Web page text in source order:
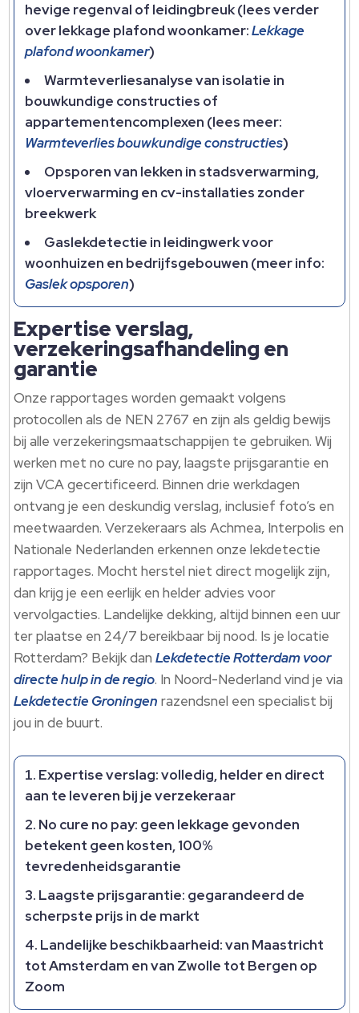
hevige regenval of leidingbreuk (lees verder
over lekkage plafond woonkamer:Lekkage
plafond woonkamer)
Warmteverliesanalyse van isolatie in
bouwkundige constructies of
appartementencomplexen (lees meer:
Warmteverlies bouwkundige constructies)
Opsporen van lekken in stadsverwarming,
vloerverwarming en cv-installaties zonder
breekwerk
Gaslekdetectie in leidingwerk voor
woonhuizen en bedrijfsgebouwen (meer info:
Gaslek opsporen)
Expertise verslag,
verzekeringsafhandeling en
garantie
Onze rapportages worden gemaakt volgens
protocollen als de NEN 2767 en zijn als geldig bewijs
bij alle verzekeringsmaatschappijen te gebruiken. Wij
werken met no cure no pay, laagste prijsgarantie en
zijn VCA gecertificeerd. Binnen drie werkdagen
ontvang je een deskundig verslag, inclusief foto’s en
meetwaarden. Verzekeraars als Achmea, Interpolis en
Nationale Nederlanden erkennen onze lekdetectie
rapportages. Mocht herstel niet direct mogelijk zijn,
dan krijg je een eerlijk en helder advies voor
vervolgacties. Landelijke dekking, altijd binnen een uur
ter plaatse en 24/7 bereikbaar bij nood. Is je locatie
Rotterdam? Bekijk danLekdetectie Rotterdam voor
directe hulp in de regio. In Noord-Nederland vind je via
Lekdetectie Groningen razendsnel een specialist bij
jou in de buurt.
Expertise verslag: volledig, helder en direct
aan te leveren bij je verzekeraar
No cure no pay: geen lekkage gevonden
betekent geen kosten, 100%
tevredenheidsgarantie
Laagste prijsgarantie: gegarandeerd de
scherpste prijs in de markt
Landelijke beschikbaarheid: van Maastricht
tot Amsterdam en van Zwolle tot Bergen op
Zoom